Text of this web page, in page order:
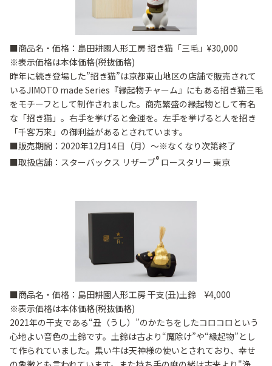
■商品名・価格：島田耕園人形工房 招き猫「三毛」¥30,000
※表示価格は本体価格(税抜価格)
昨年に続き登場した”招き猫”は京都東山地区の店舗で販売されて
いるJIMOTO made Series『縁起物チャーム』にもある招き猫三毛
をモチーフとして制作されました。商売繁盛の縁起物として有名
な「招き猫」。右手を挙げると金運を。左手を挙げると人を招き
「千客万来」の御利益があるとされています。
■販売期間：2020年12月14日（月）～※なくなり次第終了
■取扱店舗：スターバックス リザーブ® ロースタリー 東京
■商品名・価格：島田耕園人形工房 干支(丑)土鈴 ¥4,000
※表示価格は本体価格(税抜価格)
2021年の干支である“丑（うし）”のかたちをしたコロコロという
心地よい音色の土鈴です。土鈴は古より“魔除け”や“縁起物”とし
て作られていました。黒い牛は天神様の使いとされており、幸せ